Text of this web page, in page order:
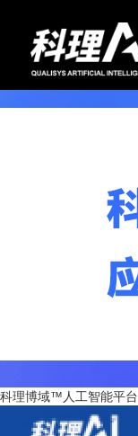
科理博域™人工智能平台